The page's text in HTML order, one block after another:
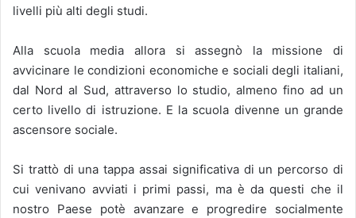
livelli più alti degli studi.
Alla scuola media allora si assegnò la missione di
avvicinare le condizioni economiche e sociali degli italiani,
dal Nord al Sud, attraverso lo studio, almeno fino ad un
certo livello di istruzione. E la scuola divenne un grande
ascensore sociale.
Si trattò di una tappa assai significativa di un percorso di
cui venivano avviati i primi passi, ma è da questi che il
nostro Paese potè avanzare e progredire socialmente